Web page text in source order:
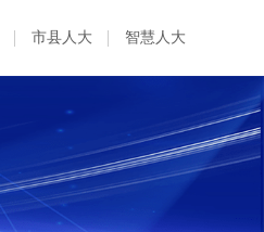
市县人大 智慧人大